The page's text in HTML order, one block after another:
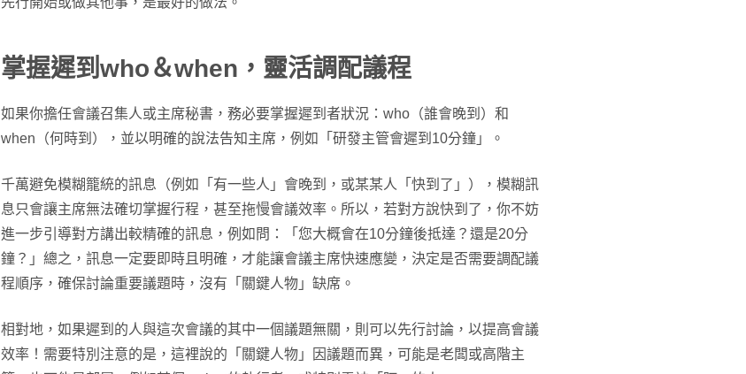
掌握遲到who＆when，靈活調配議程
如果你擔任會議召集人或主席秘書，務必要掌握遲到者狀況：who（誰會晚到）和
when（何時到），並以明確的說法告知主席，例如「研發主管會遲到10分鐘」。
千萬避免模糊籠統的訊息（例如「有一些人」會晚到，或某某人「快到了」），模糊訊
息只會讓主席無法確切掌握行程，甚至拖慢會議效率。所以，若對方說快到了，你不妨
進一步引導對方講出較精確的訊息，例如問：「您大概會在10分鐘後抵達？還是20分
鐘？」總之，訊息一定要即時且明確，才能讓會議主席快速應變，決定是否需要調配議
程順序，確保討論重要議題時，沒有「關鍵人物」缺席。
相對地，如果遲到的人與這次會議的其中一個議題無關，則可以先行討論，以提高會議
效率！需要特別注意的是，這裡說的「關鍵人物」因議題而異，可能是老闆或高階主